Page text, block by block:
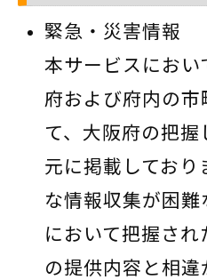
緊急・災害情報
本サービスにお
府および府内の
て、大阪府の把
元に掲載してお
な情報収集が困
において把握さ
の提供内容と相